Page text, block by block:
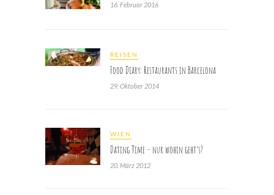
16. Februar 2016
REISEN
Food Diary: Restaurants in Barcelona
29. Oktober 2014
WIEN
Dating Time – nur wohin geht’s?
20. März 2012